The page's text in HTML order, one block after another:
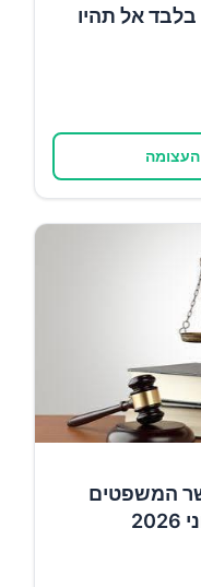
אל תהיו
המשפטים